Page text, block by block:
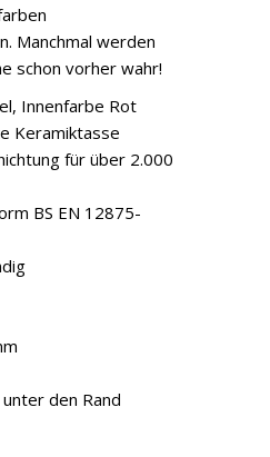
Manchmal werden
schon vorher wahr!
Innenfarbe Rot
Keramiktasse
für über 2.000
BS EN 12875-
den Rand